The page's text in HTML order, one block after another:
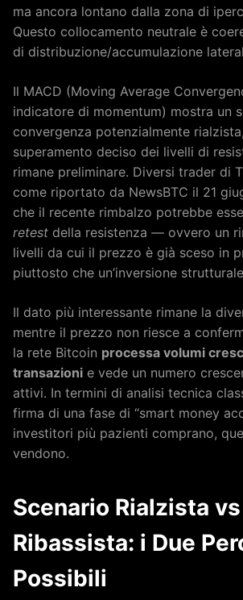
ma ancora lontano dalla zona di
Questo collocamento neutrale è
di distribuzione/accumulazione
Il MACD (Moving Average
indicatore di momentum) mostra un
convergenza potenzialmente
superamento deciso dei livelli di
rimane preliminare. Diversi trader di
come riportato da NewsBTC il 21
che il recente rimbalzo potrebbe
retest della resistenza — ovvero un
livelli da cui il prezzo è già sceso in
piuttosto che un’inversione
Il dato più interessante rimane la
mentre il prezzo non riesce a
la rete Bitcoin processa volumi
transazioni e vede un numero
attivi. In termini di analisi tecnica
firma di una fase di “smart money
investitori più pazienti comprano,
vendono.
Scenario Rialzista vs
Ribassista: i Due
Possibili